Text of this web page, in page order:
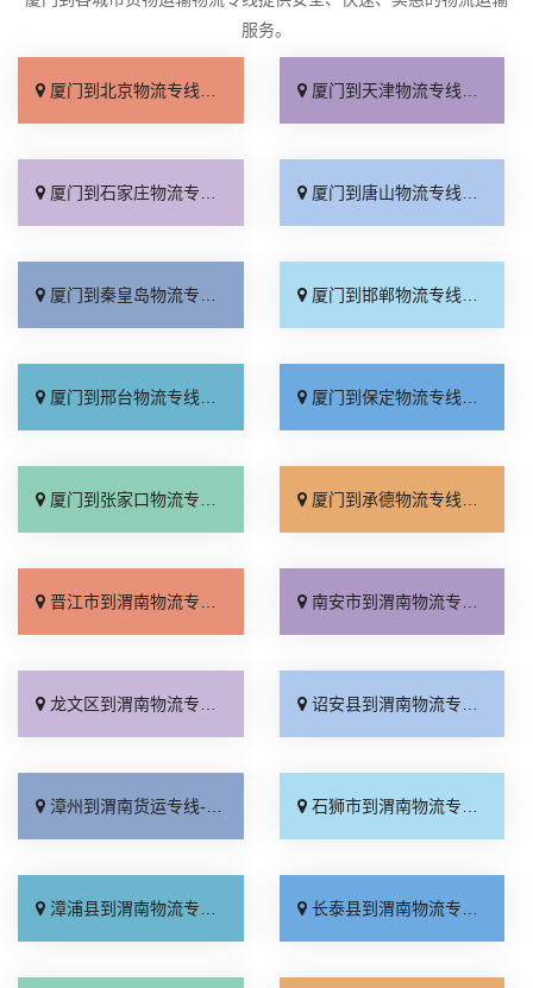
服务。
厦门到北京物流专线_直达不中转「送货到门」 厦门到天津物流专线_运保时效「高效快运」
厦门到石家庄物流专线_准时准点「多少公里」 厦门到唐山物流专线_全境派送「收费介绍」
厦门到秦皇岛物流专线_高效运输「运保时效」 厦门到邯郸物流专线_物流拼车「全境配送」
厦门到邢台物流专线_专业靠谱「上门提货」 厦门到保定物流专线_全程直达「高效运输」
厦门到张家口物流专线_全境派送「多久能到」 厦门到承德物流专线_专业调车「合理收费」
晋江市到渭南物流专线_不随意加价「全境到达」 南安市到渭南物流专线_不随意加价「门到门配送」
龙文区到渭南物流专线_直达往返「限时必达」 诏安县到渭南物流专线_零担配货「市县派送」
漳州到渭南货运专线-漳州到渭南物流公司_直达不中转「物流拼车」 石狮市到渭南物流专线_专业调车「价位合理」
漳浦县到渭南物流专线_快运有保障「直通专线」 长泰县到渭南物流专线_快速直达「专线查询」